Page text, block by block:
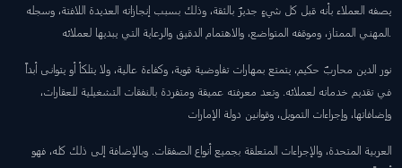
يصفه العملاء بأنه قبل كل شيءٍ جديرٌ بالثقة، وذلك بسبب إنجازاته العديدة اللافتة، وسجله
المهني الممتاز، وموقفه المتواضع، والاهتمام الدقيق والرعاية التي يبديها لعملائه.
نور الدين محاربٌ حكيم، يتمتع بمهارات تفاوضية قوية، وكفاءة عالية، ولا يتلكأ أو يتوانى أبداً
في تقديم خدماته لعملائه. وتعد معرفته عميقة ومتفردة بالنفقات التشغيلية للعقارات،
وإضافاتها، وإجراءات التمويل، وقوانين دولة الإمارات
العربية المتحدة، والإجراءات المتعلقة بجميع أنواع الصفقات. وبالإضافة إلى ذلك كله، فهو